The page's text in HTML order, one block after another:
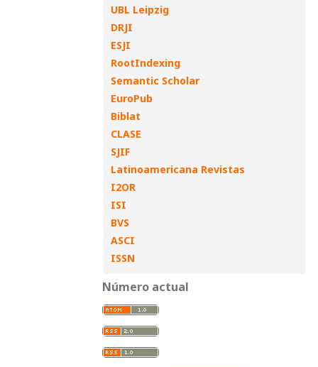
UBL Leipzig
DRJI
ESJI
RootIndexing
Semantic Scholar
EuroPub
Biblat
CLASE
SJIF
Latinoamericana Revistas
I2OR
ISI
BVS
ASCI
ISSN
Número actual